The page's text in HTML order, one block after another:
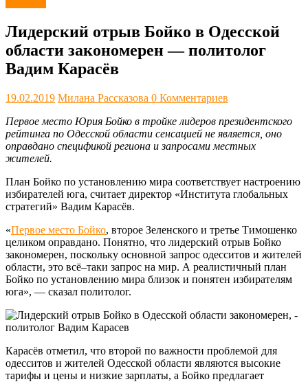
Лидерский отрыв Бойко в Одесской
области закономерен — политолог
Вадим Карасёв
19.02.2019 Милана Рассказова 0 Комментариев
Первое место Юрия Бойко в тройке лидеров президентского
рейтинга по Одесской области сенсацией не является, оно
оправдано спецификой региона и запросами местных
жителей.
План Бойко по установлению мира соответствует настроению
избирателей юга, считает директор «Института глобальных
стратегий» Вадим Карасёв.
«Первое место Бойко, второе Зеленского и третье Тимошенко
целиком оправдано. Понятно, что лидерский отрыв Бойко
закономерен, поскольку основной запрос одесситов и жителей
области, это всё–таки запрос на мир. А реалистичный план
Бойко по установлению мира близок и понятен избирателям
юга», — сказал политолог.
Карасёв отметил, что второй по важности проблемой для
одесситов и жителей Одесской области являются высокие
тарифы и цены и низкие зарплаты, а Бойко предлагает